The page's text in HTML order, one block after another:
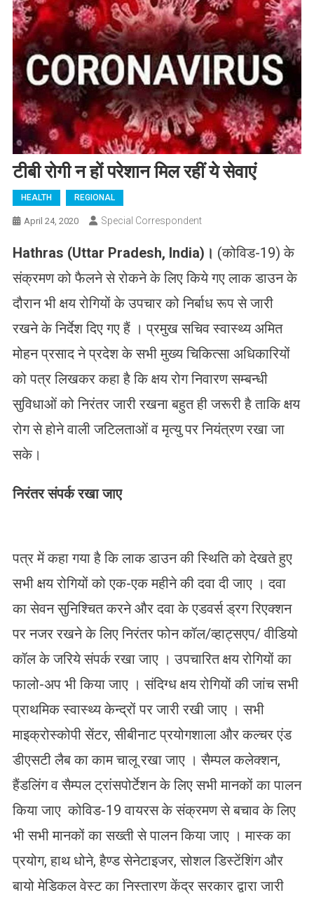
टीबी रोगी न हों परेशान मिल रहीं ये सेवाएं
HEALTH REGIONAL
April 24, 2020 Special Correspondent
Hathras (Uttar Pradesh, India) । (कोविड-19) के
संक्रमण को फैलने से रोकने के लिए किये गए लाक डाउन के
दौरान भी क्षय रोगियों के उपचार को निर्बाध रूप से जारी
रखने के निर्देश दिए गए हैं । प्रमुख सचिव स्वास्थ्य अमित
मोहन प्रसाद ने प्रदेश के सभी मुख्य चिकित्सा अधिकारियों
को पत्र लिखकर कहा है कि क्षय रोग निवारण सम्बन्धी
सुविधाओं को निरंतर जारी रखना बहुत ही जरूरी है ताकि क्षय
रोग से होने वाली जटिलताओं व मृत्यु पर नियंत्रण रखा जा
सके।
निरंतर संपर्क रखा जाए
पत्र में कहा गया है कि लाक डाउन की स्थिति को देखते हुए
सभी क्षय रोगियों को एक-एक महीने की दवा दी जाए । दवा
का सेवन सुनिश्चित करने और दवा के एडवर्स ड्रग रिएक्शन
पर नजर रखने के लिए निरंतर फोन कॉल/व्हाट्सएप/ वीडियो
कॉल के जरिये संपर्क रखा जाए । उपचारित क्षय रोगियों का
फालो-अप भी किया जाए । संदिग्ध क्षय रोगियों की जांच सभी
प्राथमिक स्वास्थ्य केन्द्रों पर जारी रखी जाए । सभी
माइक्रोस्कोपी सेंटर, सीबीनाट प्रयोगशाला और कल्चर एंड
डीएसटी लैब का काम चालू रखा जाए । सैम्पल कलेक्शन,
हैंडलिंग व सैम्पल ट्रांसपोर्टेशन के लिए सभी मानकों का पालन
किया जाए कोविड-19 वायरस के संक्रमण से बचाव के लिए
भी सभी मानकों का सख्ती से पालन किया जाए । मास्क का
प्रयोग, हाथ धोने, हैण्ड सेनेटाइजर, सोशल डिस्टेंशिंग और
बायो मेडिकल वेस्ट का निस्तारण केंद्र सरकार द्वारा जारी